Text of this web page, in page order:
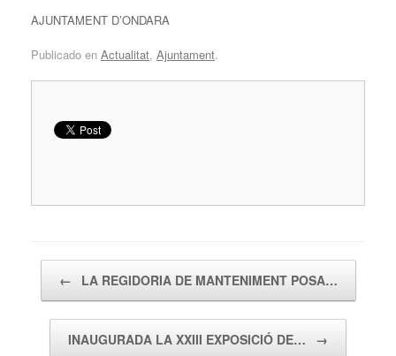
AJUNTAMENT D’ONDARA
Publicado en Actualitat, Ajuntament.
← LA REGIDORIA DE MANTENIMENT POSA…
INAUGURADA LA XXIII EXPOSICIÓ DE… →